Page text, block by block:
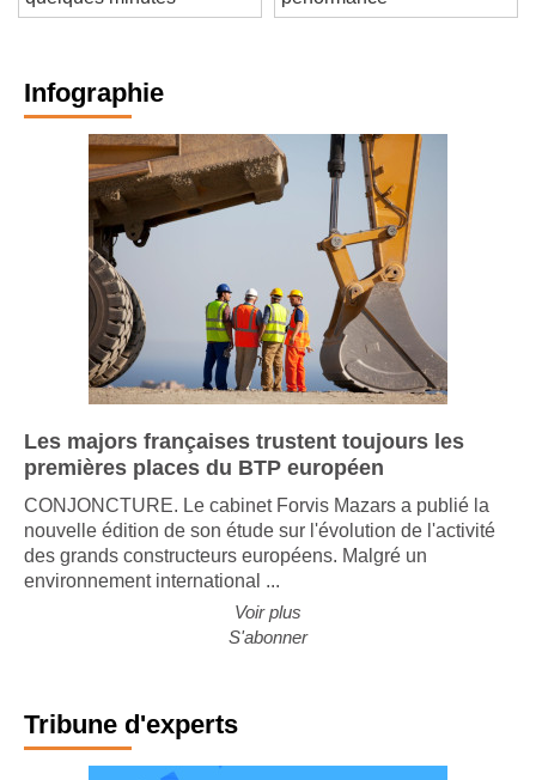
quelques minutes
performance
Infographie
Les majors françaises trustent toujours les
premières places du BTP européen
CONJONCTURE. Le cabinet Forvis Mazars a publié la
nouvelle édition de son étude sur l'évolution de l'activité
des grands constructeurs européens. Malgré un
Voir plus
Tribune d'experts